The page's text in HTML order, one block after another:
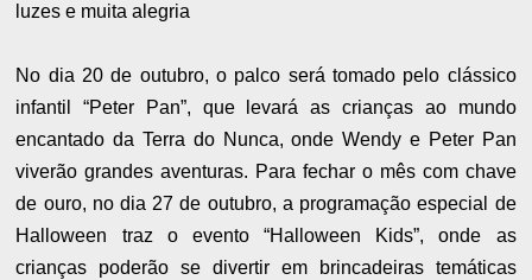
luzes e muita alegria
No dia 20 de outubro, o palco será tomado pelo clássico
infantil “Peter Pan”, que levará as crianças ao mundo
encantado da Terra do Nunca, onde Wendy e Peter Pan
viverão grandes aventuras. Para fechar o mês com chave
de ouro, no dia 27 de outubro, a programação especial de
Halloween traz o evento “Halloween Kids”, onde as
crianças poderão se divertir em brincadeiras temáticas